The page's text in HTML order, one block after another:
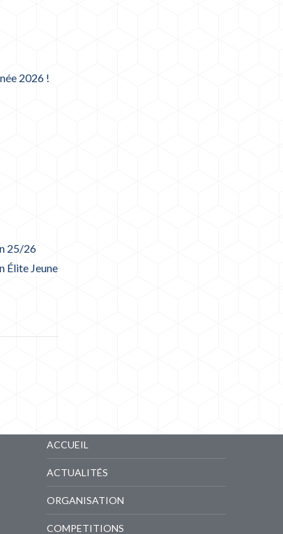
2026 !
25/26
Élite Jeune
ACCUEIL
ACTUALITÉS
ORGANISATION
COMPETITIONS